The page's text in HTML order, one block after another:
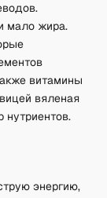
мало жира.
витамины
вяленая
нутриентов.
энергию,